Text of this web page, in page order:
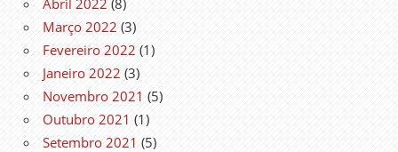
Março 2022 (3)
Fevereiro 2022 (1)
Janeiro 2022 (3)
Novembro 2021 (5)
Outubro 2021 (1)
Setembro 2021 (5)